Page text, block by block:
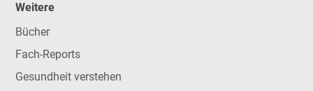
Weitere
Bücher
Fach-Reports
Gesundheit verstehen